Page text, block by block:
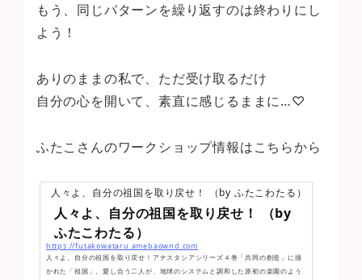
もう、同じパターンを繰り返すのは終わりにし
よう！
ありのままの私で、ただ受け取るだけ
自分の心を開いて、素直に感じるままに…♡
ふたこさんのワークショップ情報はこちらから
人々よ、自分の祖国を取り戻せ！ （by ふたこわたる）
人々よ、自分の祖国を取り戻せ！ （by
ふたこわたる）
https://futakowataru.amebaownd.com
人々よ、自分の祖国を取り戻せ！アナスタシアシリーズ４巻「共同の創造」に描
かれた「祖国」。愛し合う二人が、地球のシステムと調和した原初の楽園のよう